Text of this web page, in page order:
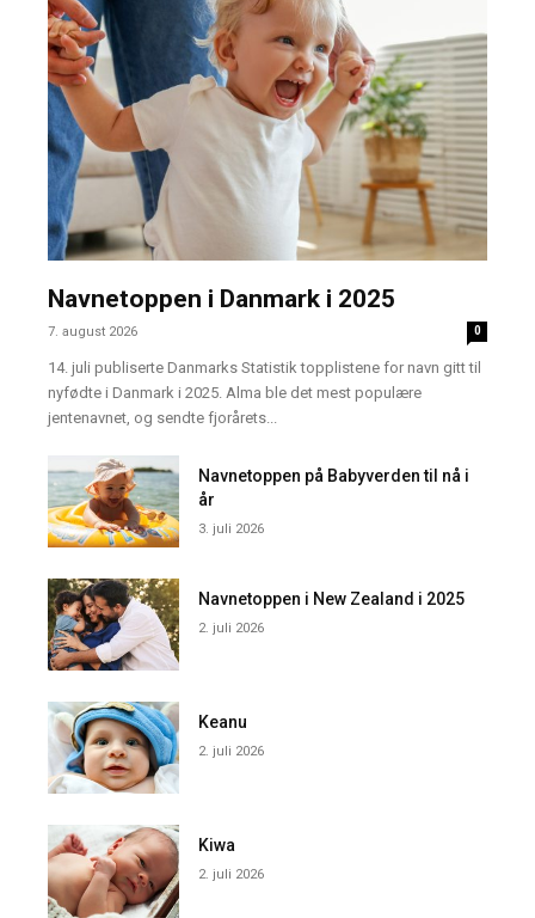
Navnetoppen i Danmark i 2025
7. august 2026 0
14. juli publiserte Danmarks Statistik topplistene for navn gitt til
nyfødte i Danmark i 2025. Alma ble det mest populære
jentenavnet, og sendte fjorårets...
Navnetoppen på Babyverden til nå i
år
3. juli 2026
Navnetoppen i New Zealand i 2025
2. juli 2026
Keanu
2. juli 2026
Kiwa
2. juli 2026